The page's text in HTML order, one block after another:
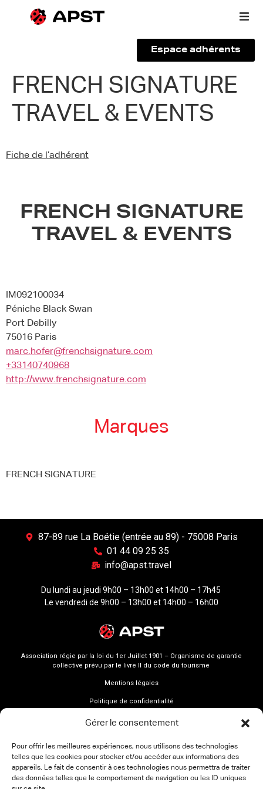
Gérer le consentement
Pour offrir les meilleures expériences, nous utilisons des technologies
telles que les cookies pour stocker et/ou accéder aux informations des
appareils. Le fait de consentir à ces technologies nous permettra de traiter
des données telles que le comportement de navigation ou les ID uniques
Qui sommes-nous ?
Vous êtes un voyageur
Espace adhérents
FRENCH SIGNATURE
TRAVEL & EVENTS
Fiche de l’adhérent
FRENCH SIGNATURE
TRAVEL & EVENTS
IM092100034
Péniche Black Swan
Port Debilly
75016 Paris
marc.hofer@frenchsignature.com
+33140740968
http://www.frenchsignature.com
Marques
FRENCH SIGNATURE
87-89 rue La Boétie (entrée au 89) - 75008 Paris
01 44 09 25 35
info@apst.travel
Du lundi au jeudi 9h00 – 13h00 et 14h00 – 17h45
Le vendredi de 9h00 – 13h00 et 14h00 – 16h00
Association régie par la loi du 1er Juillet 1901 – Organisme de garantie
collective prévu par le livre II du code du tourisme
Mentions légales
Politique de confidentialité